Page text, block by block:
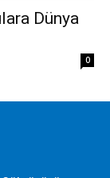
Dünya
0